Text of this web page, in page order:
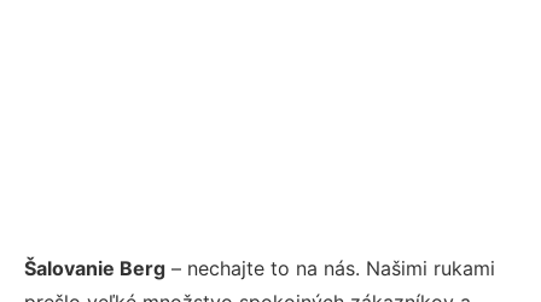
Šalovanie Berg – nechajte to na nás. Našimi rukami